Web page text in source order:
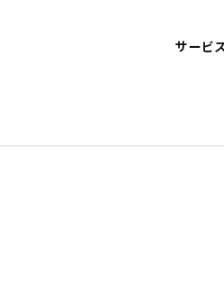
サービ